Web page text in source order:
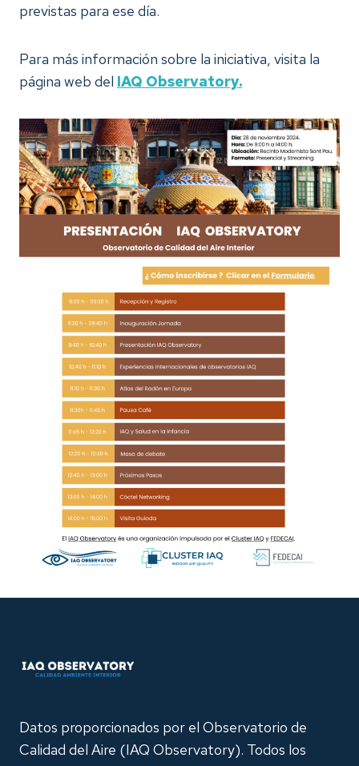
previstas para ese día.
Para más información sobre la iniciativa, visita la
página web del IAQ Observatory.
Datos proporcionados por el Observatorio de
Calidad del Aire (IAQ Observatory). Todos los